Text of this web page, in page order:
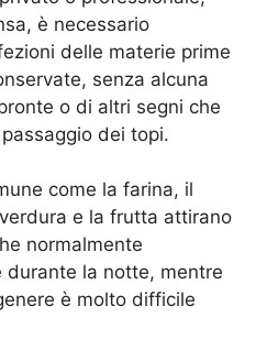
è necessario
delle materie prime
senza alcuna
o di altri segni che
dei topi.
come la farina, il
e la frutta attirano
normalmente
durante la notte, mentre
è molto difficile